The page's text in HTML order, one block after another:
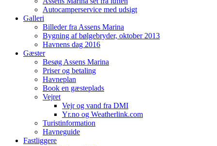
Autocamperservice med udsigt
Galleri
Billeder fra Assens Marina
Bygning af bølgebryder, oktober 2013
Havnens dag 2016
Gæster
Besøg Assens Marina
Priser og betaling
Havneplan
Book en gæsteplads
Vejret
Vejr og vand fra DMI
Yr.no og Weatherlink.com
Turistinformation
Havneguide
Fastliggere